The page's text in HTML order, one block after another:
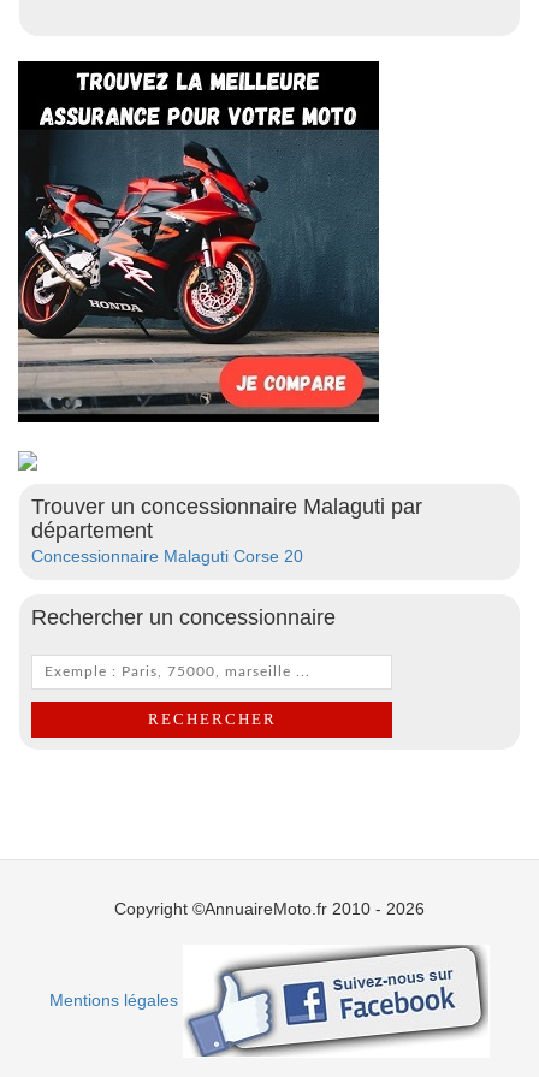
Trouver un concessionnaire Malaguti par
département
Concessionnaire Malaguti Corse 20
Rechercher un concessionnaire
Copyright ©AnnuaireMoto.fr 2010 - 2026
Mentions légales